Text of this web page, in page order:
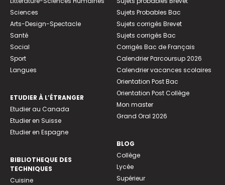
Sciences
Arts-Design-Spectacle
Santé
Social
Sport
Langues
ETUDIER À L’ÉTRANGER
Etudier au Canada
Etudier en Suisse
Etudier en Espagne
BIBLIOTHEQUE DES
TECHNIQUES
Cuisine
Sujets Probables Bac
Sujets corrigés Brevet
Sujets corrigés Bac
Corrigés Bac de Français
Calendrier Parcoursup 2026
Calendrier vacances scolaires
Orientation Post Bac
Orientation Post Collège
Mon master
Grand Oral 2026
BLOG
Collège
Lycée
Supérieur